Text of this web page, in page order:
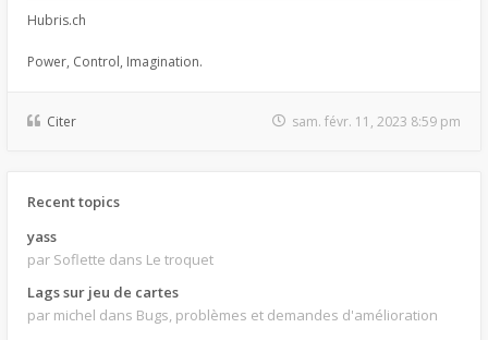
Hubris.ch
Power, Control, Imagination.
Citer sam. févr. 11, 2023 8:59 pm
Recent topics
yass
par Soflette dans Le troquet
Lags sur jeu de cartes
par michel dans Bugs, problèmes et demandes d'amélioration